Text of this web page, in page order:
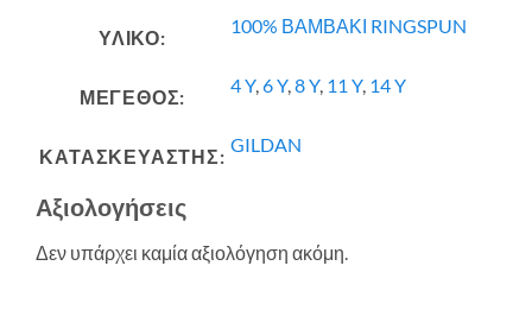
ΥΛΙΚΟ:
100% ΒΑΜΒΑΚΙ RINGSPUN
ΜΕΓΕΘΟΣ:
4 Y,6 Y,8 Y, 11 Y, 14 Y
ΚΑΤΑΣΚΕΥΑΣΤΗΣ:
GILDAN
Αξιολογήσεις
Δεν υπάρχει καμία αξιολόγηση ακόμη.